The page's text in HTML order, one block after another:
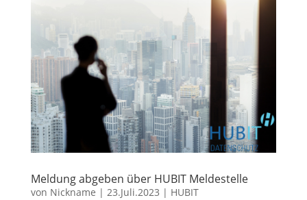
Meldung abgeben über HUBIT Meldestelle
von Nickname | 23.Juli.2023 | HUBIT